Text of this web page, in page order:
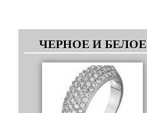
ЧЕРНОЕ И БЕЛОЕ